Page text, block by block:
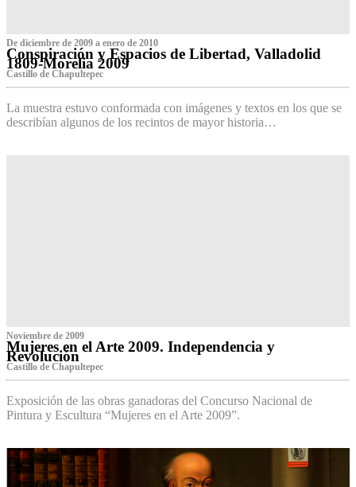
De diciembre de 2009 a enero de 2010
Conspiración y Espacios de Libertad, Valladolid
1809-Morelia 2009
Castillo de Chapultepec
La muestra estuvo conformada con imágenes y textos en los que se
describían algunos de los recintos de mayor historia…
Noviembre de 2009
Mujeres en el Arte 2009. Independencia y
Revolución
Castillo de Chapultepec
Exposición de las obras ganadoras del Concurso Nacional de
Pintura y Escultura “Mujeres en el Arte 2009”.